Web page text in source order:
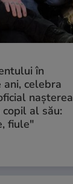
în
ani, celebra
nașterea
al său:
fiule"